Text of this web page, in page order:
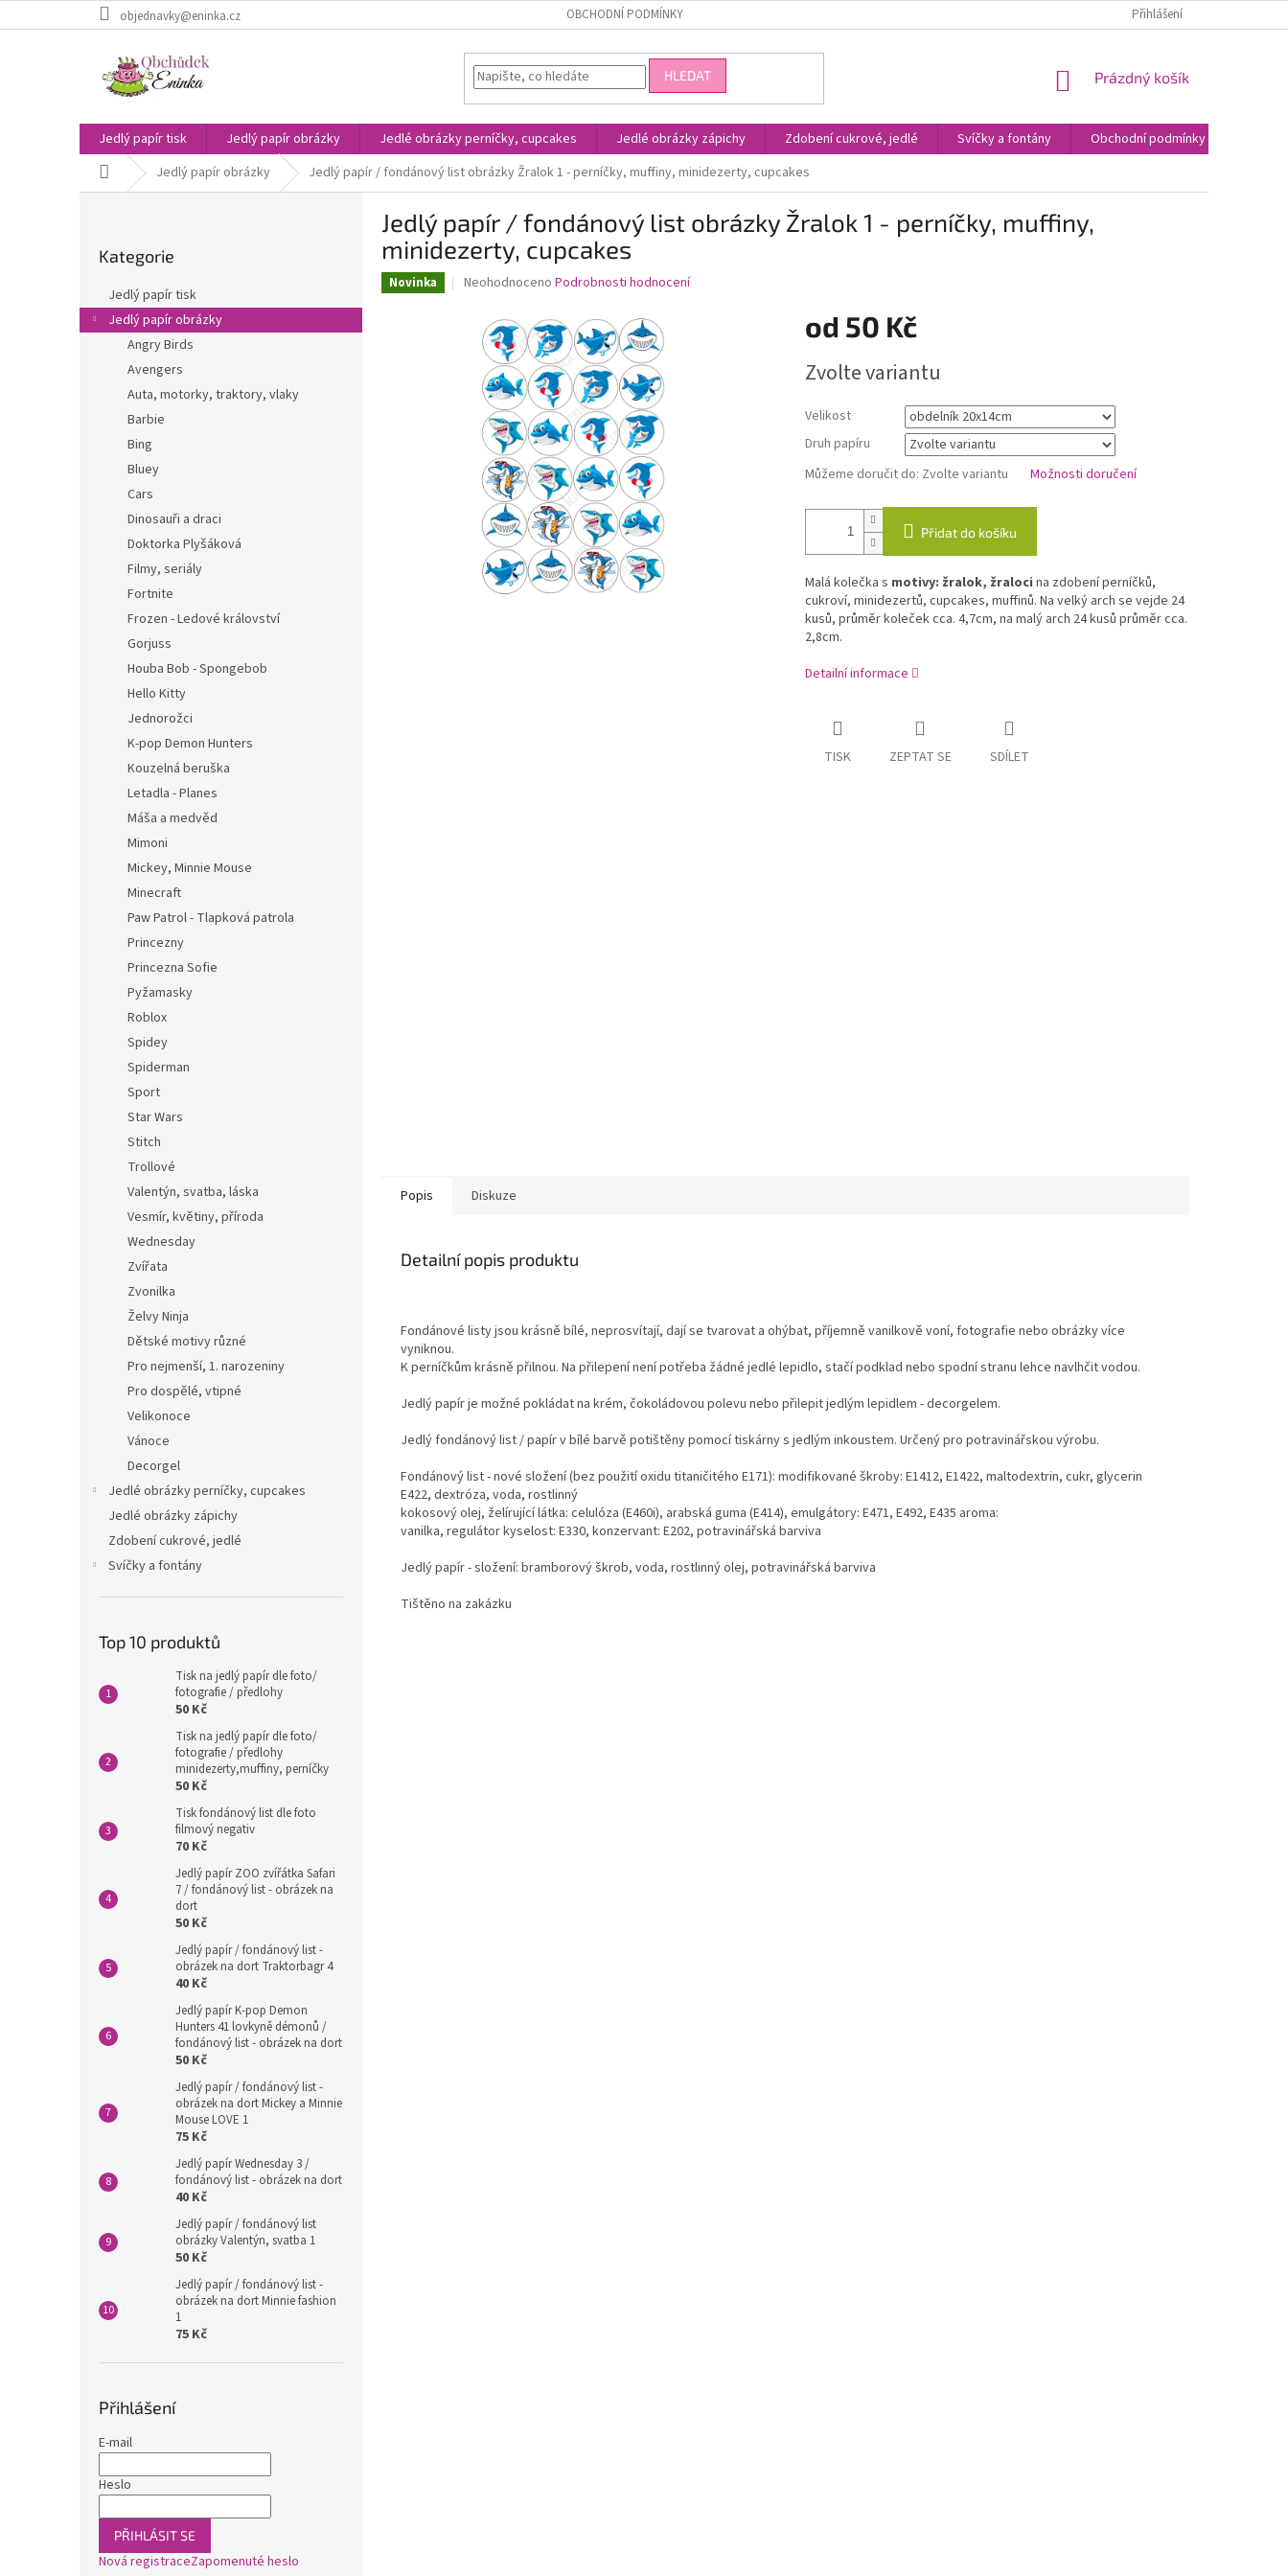
na
objednavky@eninka.cz OBCHODNÍ PODMÍNKY Přihlášení
HLEDAT
NÁKUPNÍ
Prázdný košík
Jedlý papír tisk Jedlý papír obrázky Jedlé obrázky perníčky, cupcakes Jedlé obrázky zápichy Zdobení cukrové, jedlé Svíčky a fontány Obchodní podmínky
Domů Jedlý papír obrázky Jedlý papír / fondánový list obrázky Žralok 1 - perníčky, muffiny, minidezerty, cupcakes
a
n
kategorie
Kategorie
Jedlý papír tisk
Jedlý papír obrázky
Angry Birds
Avengers
Auta, motorky, traktory, vlaky
Barbie
Bing
Bluey
Cars
Dinosauři a draci
Doktorka Plyšáková
Filmy, seriály
Fortnite
Frozen - Ledové království
Gorjuss
Houba Bob - Spongebob
Hello Kitty
Jednorožci
K-pop Demon Hunters
Kouzelná beruška
Letadla - Planes
Máša a medvěd
Mimoni
Mickey, Minnie Mouse
Minecraft
Paw Patrol - Tlapková patrola
Princezny
Princezna Sofie
Pyžamasky
Roblox
Spidey
Spiderman
Sport
Star Wars
Stitch
Trollové
Valentýn, svatba, láska
Vesmír, květiny, příroda
Wednesday
Zvířata
Zvonilka
Želvy Ninja
Dětské motivy různé
Pro nejmenší, 1. narozeniny
Pro dospělé, vtipné
Velikonoce
Vánoce
Decorgel
Jedlé obrázky perníčky, cupcakes
Jedlé obrázky zápichy
Zdobení cukrové, jedlé
Svíčky a fontány
Top 10 produktů
Tisk na jedlý papír dle foto/
fotografie / předlohy
50 Kč
Tisk na jedlý papír dle foto/
fotografie / předlohy
minidezerty,muffiny, perníčky
50 Kč
Tisk fondánový list dle foto
filmový negativ
70 Kč
Jedlý papír ZOO zvířátka Safari
7 / fondánový list - obrázek na
dort
50 Kč
Jedlý papír / fondánový list -
obrázek na dort Traktorbagr 4
40 Kč
Jedlý papír K-pop Demon
Hunters 41 lovkyně démonů /
fondánový list - obrázek na dort
50 Kč
Jedlý papír / fondánový list -
obrázek na dort Mickey a Minnie
Mouse LOVE 1
75 Kč
Jedlý papír Wednesday 3 /
fondánový list - obrázek na dort
40 Kč
Jedlý papír / fondánový list
obrázky Valentýn, svatba 1
50 Kč
Jedlý papír / fondánový list -
obrázek na dort Minnie fashion
1
75 Kč
Přihlášení
E-mail
Heslo
PŘIHLÁSIT SE
Nová registraceZapomenuté heslo
Jedlý papír / fondánový list obrázky Žralok 1 - perníčky, muffiny,
minidezerty, cupcakes
Novinka
Průměrné
produktu
hvězdiček.
Neohodnoceno Podrobnosti hodnocení
od 50 Kč
cena:
Zvolte variantu
Velikost
Druh papíru
Můžeme doručit do: Zvolte variantu Možnosti doručení
Přidat do košíku
Malá kolečka s motivy: žralok, žraloci na zdobení perníčků,
cukroví, minidezertů, cupcakes, muffinů. Na velký arch se vejde 24
kusů, průměr koleček cca. 4,7cm, na malý arch 24 kusů průměr cca.
2,8cm.
Detailní informace
TISK ZEPTAT SE SDÍLET
Popis Diskuze
Detailní popis produktu
Fondánové listy jsou krásně bílé, neprosvítají, dají se tvarovat a ohýbat, příjemně vanilkově voní, fotografie nebo obrázky více
vyniknou.
K perníčkům krásně přilnou. Na přilepení není potřeba žádné jedlé lepidlo, stačí podklad nebo spodní stranu lehce navlhčit vodou.
Jedlý papír je možné pokládat na krém, čokoládovou polevu nebo přilepit jedlým lepidlem - decorgelem.
Jedlý fondánový list / papír v bílé barvě potištěny pomocí tiskárny s jedlým inkoustem. Určený pro potravinářskou výrobu.
Fondánový list - nové složení (bez použití oxidu titaničitého E171): modifikované škroby: E1412, E1422, maltodextrin, cukr, glycerin
E422, dextróza, voda, rostlinný
kokosový olej, želírující látka: celulóza (E460i), arabská guma (E414), emulgátory: E471, E492, E435 aroma:
vanilka, regulátor kyselost: E330, konzervant: E202, potravinářská barviva
Jedlý papír - složení: bramborový škrob, voda, rostlinný olej, potravinářská barviva
Tištěno na zakázku